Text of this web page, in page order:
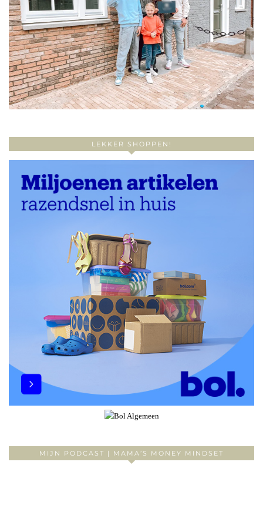
LEKKER SHOPPEN!
MIJN PODCAST | MAMA’S MONEY MINDSET